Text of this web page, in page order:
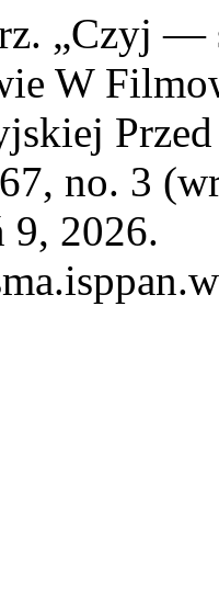
„Czyj
W
67, no. 3
9, 2026.